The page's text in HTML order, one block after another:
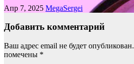
Апр 7, 2025 MegaSergei
Добавить комментарий
Ваш адрес email не будет опубликован.
помечены *